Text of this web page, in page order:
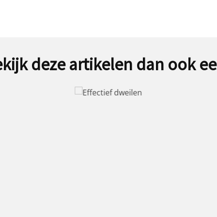
deze artikelen dan ook